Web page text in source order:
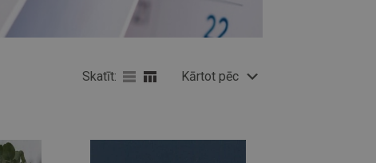
Skatīt: Kārtot pēc